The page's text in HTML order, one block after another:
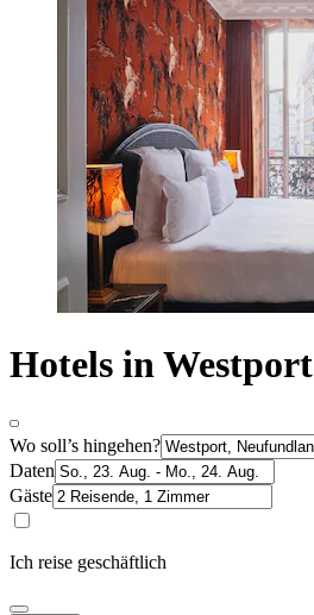
Hotels in Westport
Wo soll’s hingehen?
Daten
Gäste
Ich reise geschäftlich